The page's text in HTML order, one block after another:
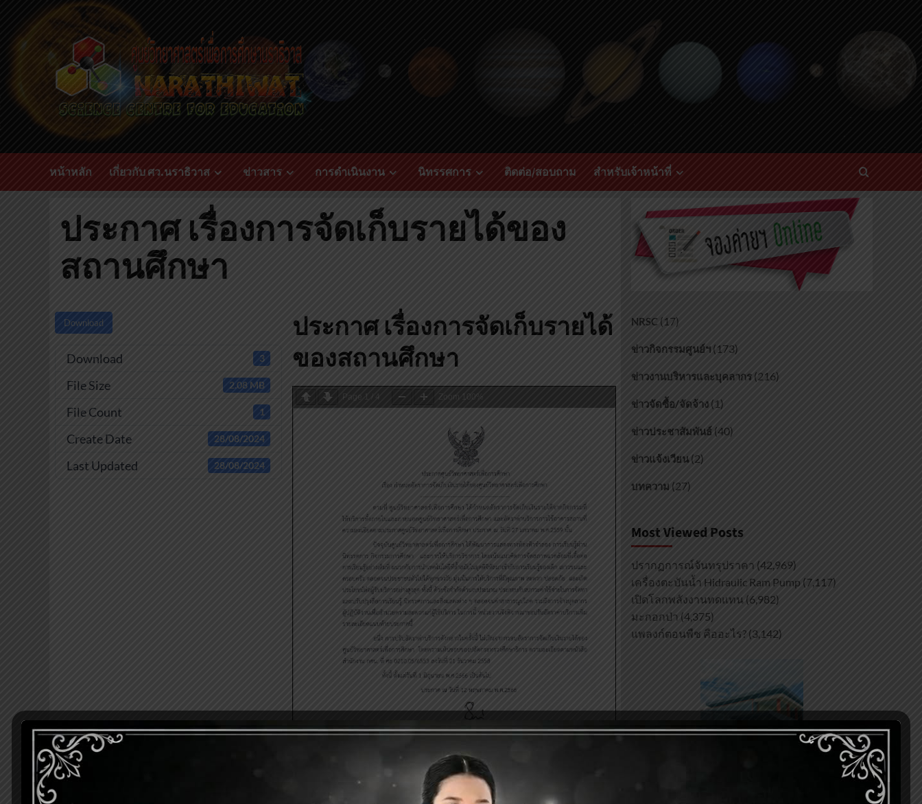
content
หน้าหลัก เกี่ยวกับ ศว.นราธิวาส ข่าวสาร การดำเนินงาน นิทรรศการ ติดต่อ/สอบถาม สำหรับเจ้าหน้าที่
ประกาศ เรื่องการจัดเก็บรายได้ของ
สถานศึกษา
Download
Download 3
File Size 2.08 MB
File Count 1
Create Date 28/08/2024
Last Updated 28/08/2024
ประกาศ เรื่องการจัดเก็บรายได้
ของสถานศึกษา
Page 1 / 4 Zoom 100%
NRSC(17)
ข่าวกิจกรรมศูนย์ฯ(173)
ข่าวงานบริหารและบุคลากร(216)
ข่าวจัดซื้อ/จัดจ้าง(1)
ข่าวประชาสัมพันธ์(40)
ข่าวแจ้งเวียน(2)
บทความ (27)
Most Viewed Posts
ปรากฏการณ์จันทรุปราคา (42,969)
เครื่องตะบันน้ำ Hidraulic Ram Pump (7,117)
เปิดโลกพลังงานทดแทน (6,982)
มะกอกป่า (4,375)
แพลงก์ตอนพืช คืออะไร? (3,142)